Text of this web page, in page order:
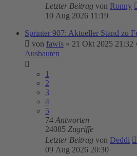
Letzter Beitrag von Ronny
10 Aug 2026 11:19
Sprinter 907: Aktueller Stand zu
von fawis » 21 Okt 2025 21:32
Ausbauten
1
2
3
4
5
74 Antworten
24085 Zugriffe
Letzter Beitrag von Deddi
09 Aug 2026 20:30